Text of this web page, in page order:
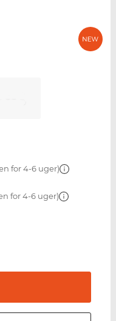
for 4-6 uger)
for 4-6 uger)